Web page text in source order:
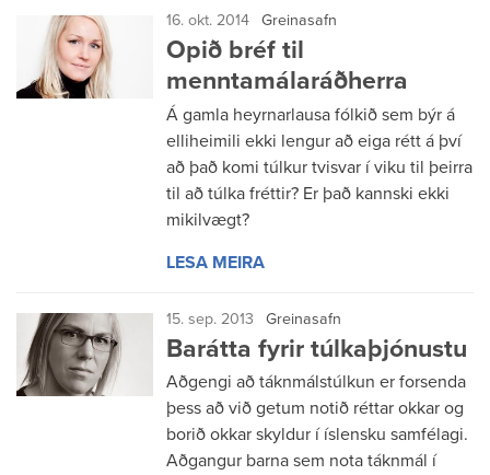
16. okt. 2014 Greinasafn
Opið bréf til
menntamálaráðherra
Á gamla heyrnarlausa fólkið sem býr á
elliheimili ekki lengur að eiga rétt á því
að það komi túlkur tvisvar í viku til þeirra
til að túlka fréttir? Er það kannski ekki
mikilvægt?
LESA MEIRA
15. sep. 2013 Greinasafn
Barátta fyrir túlkaþjónustu
Aðgengi að táknmálstúlkun er forsenda
þess að við getum notið réttar okkar og
borið okkar skyldur í íslensku samfélagi.
Aðgangur barna sem nota táknmál í